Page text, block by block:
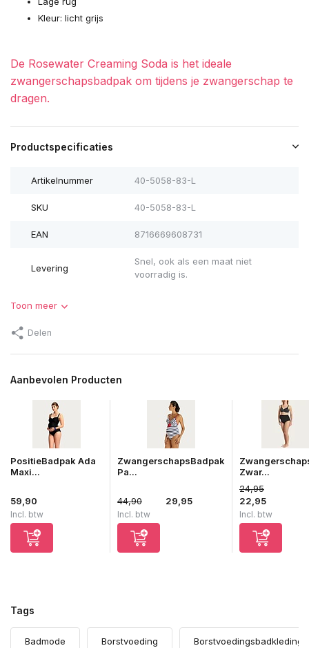
Kleur: licht grijs
De Rosewater Creaming Soda is het ideale
zwangerschapsbadpak om tijdens je zwangerschap te
dragen.
Productspecificaties
Artikelnummer 40-5058-83-L
SKU 40-5058-83-L
EAN 8716669608731
Levering
Snel, ook als een maat niet
voorradig is.
Toon meer
Delen
Aanbevolen Producten
PositieBadpak Ada
Maxi...
59,90
Incl. btw
ZwangerschapsBadpak
Pa...
44,90 29,95
Incl. btw
Zwar...
24,95
22,95
Incl. btw
Tags
Badmode Borstvoeding Borstvoedingsbadkleding